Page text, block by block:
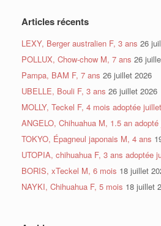
Articles récents
LEXY, Berger australien F, 3 ans 26
POLLUX, Chow-chow M, 7 ans 26
Pampa, BAM F, 7 ans 26 juillet 2026
UBELLE, Bouli F, 3 ans 26 juillet 2026
MOLLY, Teckel F, 4 mois adoptée
ANGELO, Chihuahua M, 1.5 an
TOKYO, Épagneul japonais M, 4 ans
UTOPIA, chihuahua F, 3 ans adoptée
BORIS, xTeckel M, 6 mois 18 juillet
NAYKI, Chihuahua F, 5 mois 18 juillet